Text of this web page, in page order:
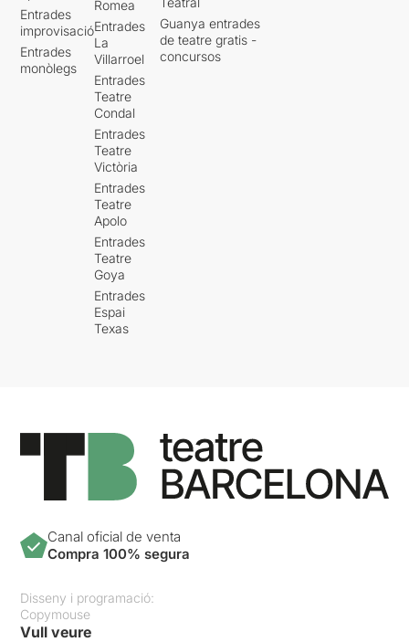
Entrades
improvisació
Entrades
monòlegs
Romea
Entrades
La
Villarroel
Entrades
Teatre
Condal
Entrades
Teatre
Victòria
Entrades
Teatre
Apolo
Entrades
Teatre
Goya
Entrades
Espai
Texas
Guanya entrades
de teatre gratis -
concursos
Canal oficial de venta
Compra 100% segura
Disseny i programació:
Copymouse
Vull veure